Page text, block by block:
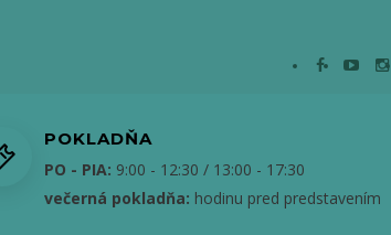
POKLADŇA
PO - PIA: 9:00 - 12:30 / 13:00 - 17:30
večerná pokladňa: hodinu pred predstavením